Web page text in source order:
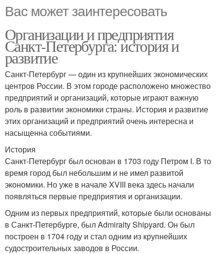
Вас может заинтересовать
Организации и предприятия
Санкт-Петербурга: история и
развитие
Санкт-Петербург — один из крупнейших экономических
центров России. В этом городе расположено множество
предприятий и организаций, которые играют важную
роль в развитии экономики страны. История и развитие
этих организаций и предприятий очень интересна и
насыщенна событиями.
История
Санкт-Петербург был основан в 1703 году Петром I. В то
время город был небольшим и не имел развитой
экономики. Но уже в начале XVIII века здесь начали
появляться первые предприятия и организации.
Одним из первых предприятий, которые были основаны
в Санкт-Петербурге, был Admiralty Shipyard. Он был
построен в 1704 году и стал одним из крупнейших
судостроительных заводов в России.